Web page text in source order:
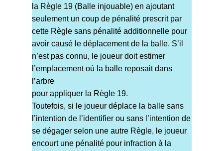
la Règle 19 (Balle injouable) en ajoutant
seulement un coup de pénalité prescrit par
cette Règle sans pénalité additionnelle pour
avoir causé le déplacement de la balle. S’il
n’est pas connu, le joueur doit estimer
l’emplacement où la balle reposait dans
l’arbre
pour appliquer la Règle 19.
Toutefois, si le joueur déplace la balle sans
l’intention de l’identifier ou sans l’intention de
se dégager selon une autre Règle, le joueur
encourt une pénalité pour infraction à la